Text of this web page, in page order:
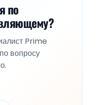
по
Prime
вопросу